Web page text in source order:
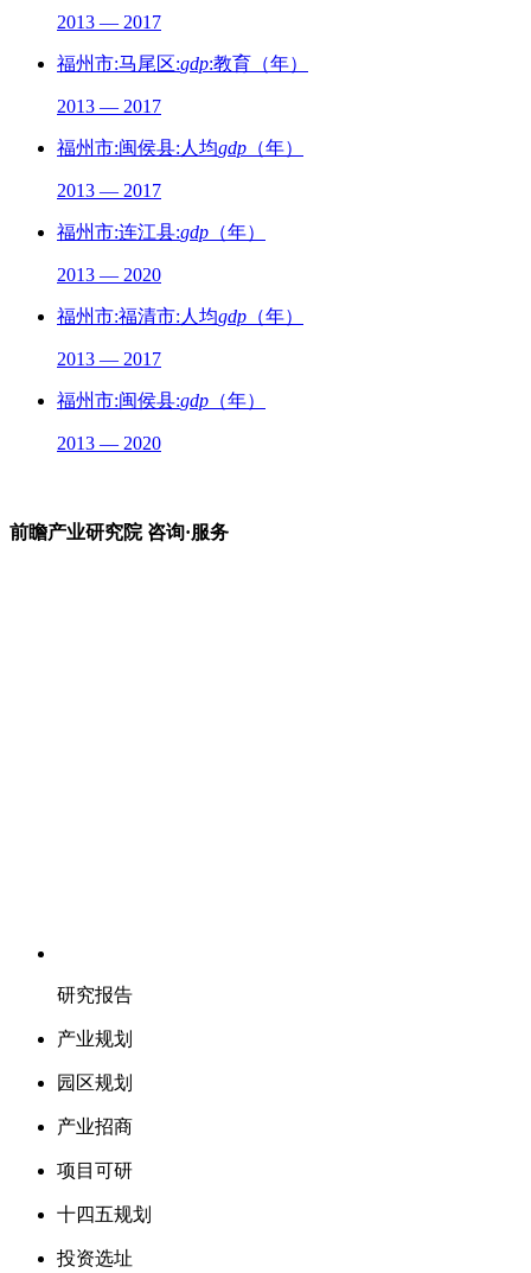
2013 — 2017
福州市:马尾区:gdp:教育（年）
2013 — 2017
福州市:闽侯县:人均gdp （年）
2013 — 2017
福州市:连江县:gdp （年）
2013 — 2020
福州市:福清市:人均gdp （年）
2013 — 2017
福州市:闽侯县:gdp （年）
2013 — 2020
前瞻产业研究院 咨询·服务
研究报告
产业规划
园区规划
产业招商
项目可研
十四五规划
投资选址